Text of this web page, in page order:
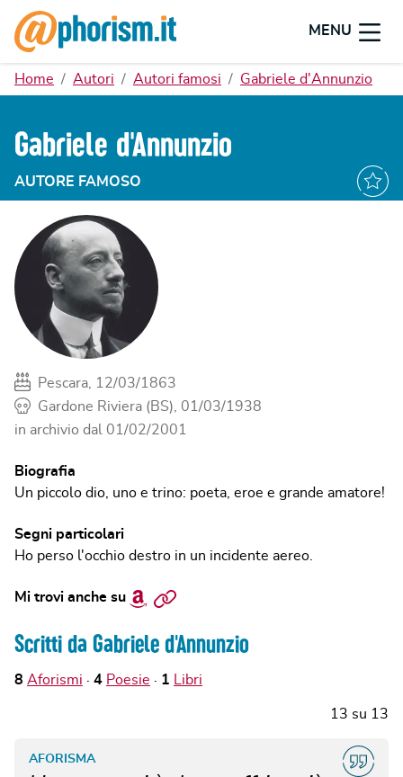
MENU
Home Autori Autori famosi Gabriele d'Annunzio
Gabriele d'Annunzio
AUTORE FAMOSO
Pescara, 12/03/1863
Gardone Riviera (BS), 01/03/1938
in archivio dal 01/02/2001
Biografia
Un piccolo dio, uno e trino: poeta, eroe e grande amatore!
Segni particolari
Ho perso l'occhio destro in un incidente aereo.
Mi trovi anche su Amazon
Sito
Scritti da Gabriele d'Annunzio
8 Aforismi 4 Poesie 1 Libri
13 su 13
AFORISMA